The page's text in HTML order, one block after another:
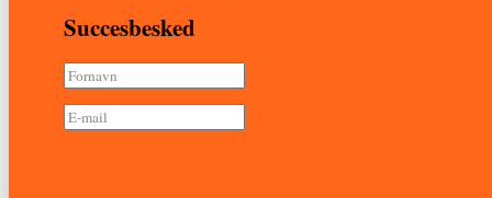
Succesbesked